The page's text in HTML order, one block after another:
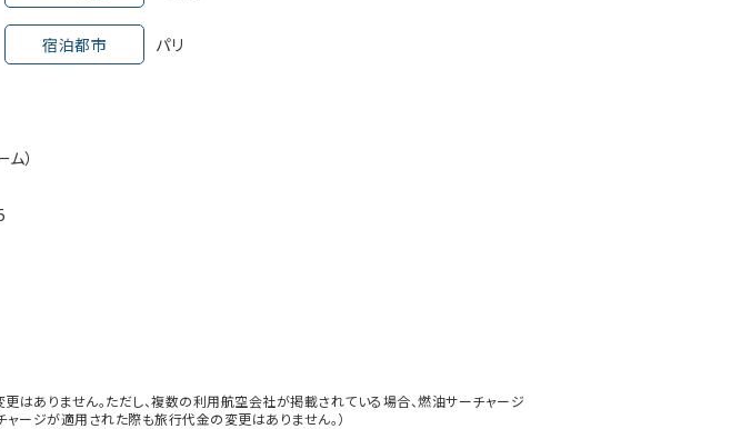
宿泊都市 パリ
）
ありません。ただし、複数の利用航空会社が掲載されている場合、燃油サーチャージ
ージが適用された際も旅行代金の変更はありません。）